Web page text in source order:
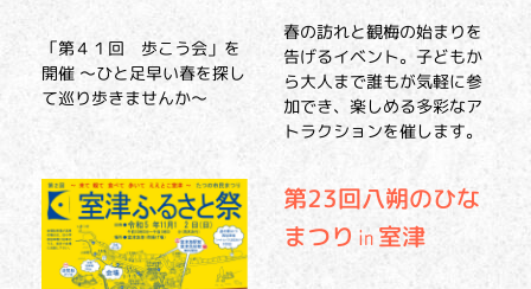
「第４１回 歩こう会」を
開催 ～ひと足早い春を探し
て巡り歩きませんか～
春の訪れと観梅の始まりを
告げるイベント。子どもか
ら大人まで誰もが気軽に参
加でき、楽しめる多彩なア
トラクションを催します。
第23回八朔のひな
まつり㏌室津